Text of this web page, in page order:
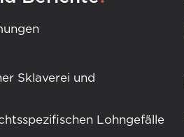
Sklaverei und
Lohngefälle